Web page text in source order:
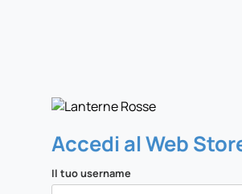
Accedi al Web
Il tuo username